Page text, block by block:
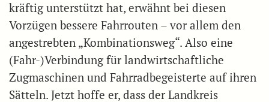
kräftig unterstützt hat, erwähnt bei diesen
Vorzügen bessere Fahrrouten – vor allem den
angestrebten „Kombinationsweg“. Also eine
(Fahr-)Verbindung für landwirtschaftliche
Zugmaschinen und Fahrradbegeisterte auf ihren
Sätteln. Jetzt hoffe er, dass der Landkreis